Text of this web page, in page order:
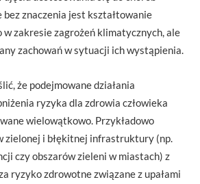
znaczenia jest kształtowanie
zakresie zagrożeń klimatycznych, ale
zachowań w sytuacji ich wystąpienia.
że podejmowane działania
ryzyka dla zdrowia człowieka
wielowątkowo. Przykładowo
zielonej i błękitnej infrastruktury (np.
czy obszarów zieleni w miastach) z
ryzyko zdrowotne związane z upałami